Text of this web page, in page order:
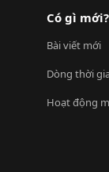
Có gì mới?
Bài viết mới
Dòng thời
Hoạt động